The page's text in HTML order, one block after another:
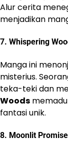
Alur cerita
menjadikan
7. Whispering
Manga ini
misterius.
teka-teki dan
Woods
fantasi unik.
8. Moonlit